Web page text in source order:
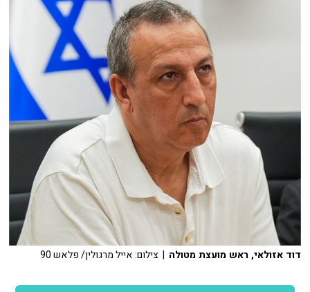
דוד אזולאי, ראש מועצת מטולה | צילום: אייל מרגולין/ פלאש 90